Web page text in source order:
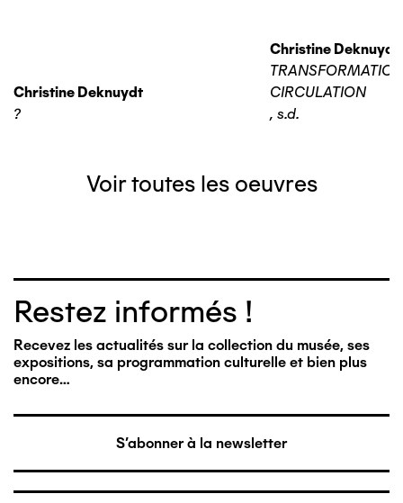
Christine Deknuydt
?
Christine Deknuydt
TRANSFORMATION
CIRCULATION
, s.d.
Voir toutes les oeuvres
Restez informés !
Recevez les actualités sur la collection du musée, ses
expositions, sa programmation culturelle et bien plus
encore…
S'abonner à la newsletter